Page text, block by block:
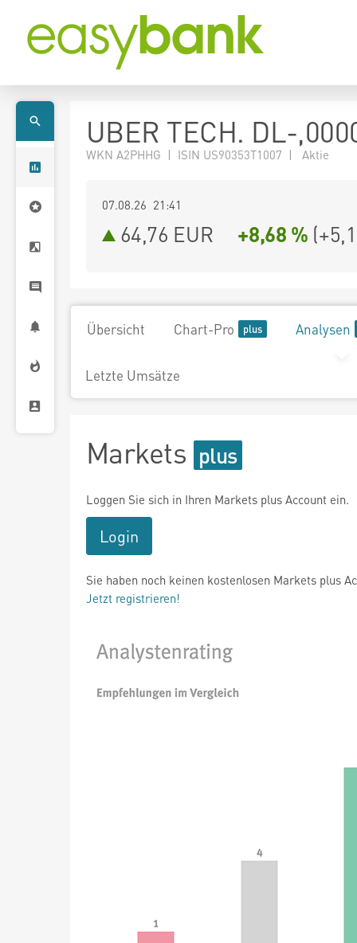
UBER TECH. DL-
WKN A2PHHG | ISIN US90353T1007 | Aktie
07.08.26 21:41
64,76 EUR +8,68 % (
Übersicht Chart-Pro Analysen
Letzte Umsätze
Markets
Loggen Sie sich in Ihren Markets plus Account ein.
Login
Sie haben noch keinen kostenlosen Markets plus
Jetzt registrieren!